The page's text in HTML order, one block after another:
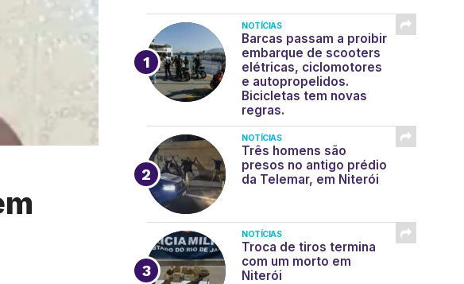
NOTÍCIAS
Barcas passam a proibir
embarque de scooters
elétricas, ciclomotores
e autopropelidos.
Bicicletas tem novas
regras.
NOTÍCIAS
Três homens são
presos no antigo prédio
da Telemar, em Niterói
NOTÍCIAS
Troca de tiros termina
com um morto em
Niterói